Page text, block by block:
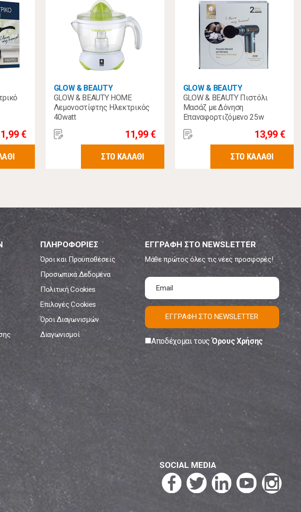
€
GLOW & BEAUTY
GLOW & BEAUTY HOME
Λεμονοστίφτης Ηλεκτρικός
40watt
11,99 €
ΣΤΟ ΚΑΛΑΘΙ
GLOW & BEAUTY
GLOW & BEAUTY Πιστόλι
Μασάζ με Δόνηση
Επαναφορτιζόμενο 25w
13,99 €
ΣΤΟ ΚΑΛΑΘΙ
ΠΛΗΡΟΦΟΡΙΕΣ
Όροι και Προϋποθέσεις
Προσωπικά Δεδομένα
Πολιτική Cookies
Επιλογές Cookies
Όροι Διαγωνισμών
Διαγωνισμοί
ΕΓΓΡΑΦΗ ΣΤΟ NEWSLETTER
Μάθε πρώτος όλες τις νέες προσφορές!
ΕΓΓΡΑΦΗ ΣΤΟ NEWSLETTER
Αποδέχομαι τουςΌρους Χρήσης
SOCIAL MEDIA